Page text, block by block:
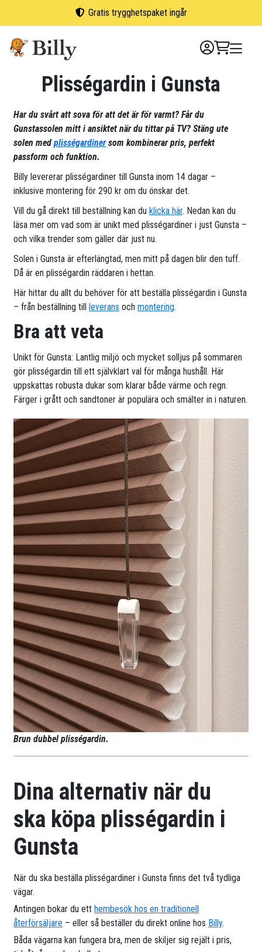
Gratis trygghetspaket ingår
Plisségardin i Gunsta
Har du svårt att sova för att det är för varmt? Får du
Gunstassolen mitt i ansiktet när du tittar på TV? Stäng ute
solen medplisségardinersom kombinerar pris, perfekt
passform och funktion.
Billy levererar plisségardiner till Gunsta inom 14 dagar –
inklusive montering för 290 kr om du önskar det.
Vill du gå direkt till beställning kan duklicka här. Nedan kan du
läsa mer om vad som är unikt med plisségardiner i just Gunsta –
och vilka trender som gäller där just nu.
Solen i Gunsta är efterlängtad, men mitt på dagen blir den tuff.
Då är en plisségardin räddaren i hettan.
Här hittar du allt du behöver för att beställa plisségardin i Gunsta
– från beställning tillleverans ochmontering.
Bra att veta
Unikt för Gunsta: Lantlig miljö och mycket solljus på sommaren
gör plisségardin till ett självklart val för många hushåll. Här
uppskattas robusta dukar som klarar både värme och regn.
Färger i grått och sandtoner är populära och smälter in i naturen.
Brun dubbel plisségardin.
Dina alternativ när du
ska köpa plisségardin i
Gunsta
När du ska beställa plisségardiner i Gunsta finns det två tydliga
vägar.
Antingen bokar du etthembesök hos en traditionell
återförsäljare – eller så beställer du direkt online hos Billy.
Båda vägarna kan fungera bra, men de skiljer sig rejält i pris,